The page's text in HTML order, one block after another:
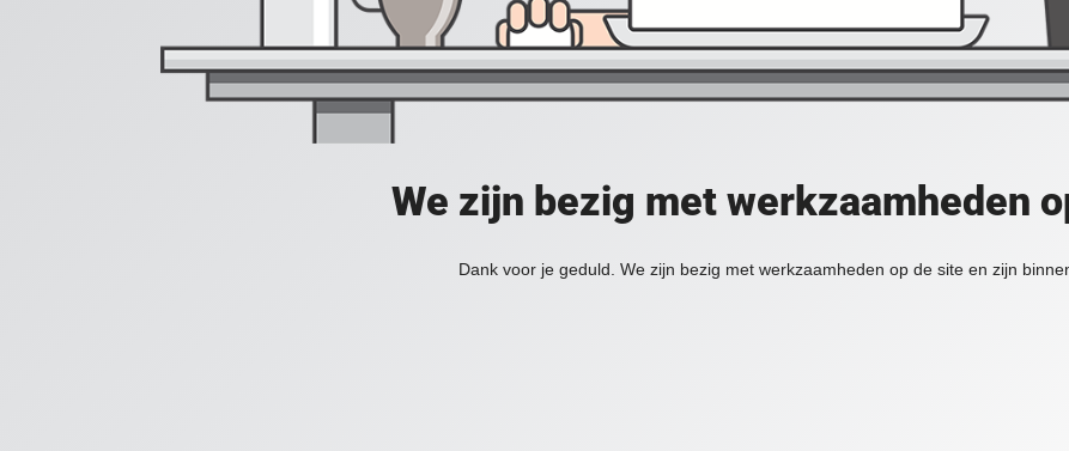
We zijn bezig met werkzaamheden
Dank voor je geduld. We zijn bezig met werkzaamheden op de site en zijn